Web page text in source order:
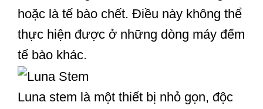
hoặc là tế bào chết. Điều này không thể
thực hiện được ở những dòng máy đếm
tế bào khác.
Luna stem là một thiết bị nhỏ gọn, độc